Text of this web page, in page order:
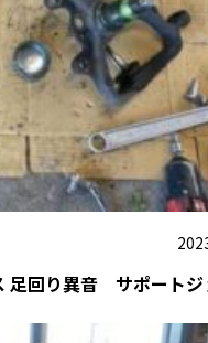
足回り異音 サポートジ